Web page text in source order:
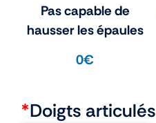
Pas capable de
hausser les épaules
0€
*Doigts articulés